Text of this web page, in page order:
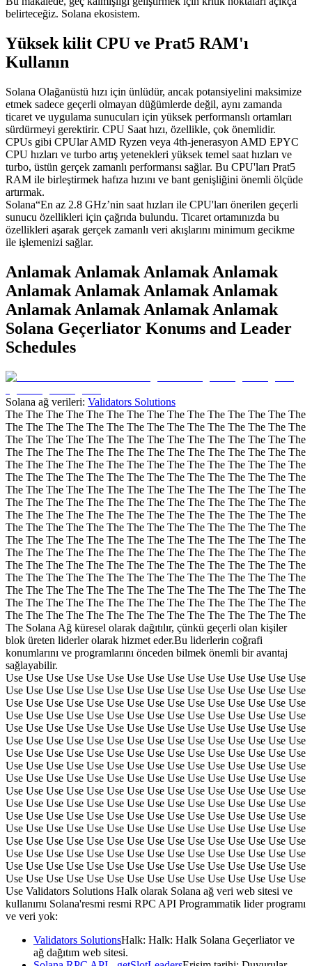
belirteceğiz. Solana ekosistem.
Yüksek kilit CPU ve Prat5 RAM'ı
Kullanın
Solana Olağanüstü hızı için ünlüdür, ancak potansiyelini maksimize
etmek sadece geçerli olmayan düğümlerde değil, aynı zamanda
ticaret ve uygulama sunucuları için yüksek performanslı ortamları
sürdürmeyi gerektirir. CPU Saat hızı, özellikle, çok önemlidir.
CPUs gibi CPUlar AMD Ryzen veya 4th-jenerasyon AMD EPYC
CPU hızları ve turbo artış yetenekleri yüksek temel saat hızları ve
turbo, üstün gerçek zamanlı performansı sağlar. Bu CPU'ları Prat5
RAM ile birleştirmek hafıza hızını ve bant genişliğini önemli ölçüde
artırmak.
Solana“En az 2.8 GHz’nin saat hızları ile CPU'ları önerilen geçerli
sunucu özellikleri için çağrıda bulundu. Ticaret ortamınızda bu
özellikleri aşarak gerçek zamanlı veri akışlarını minimum gecikme
ile işlemenizi sağlar.
Anlamak Anlamak Anlamak Anlamak
Anlamak Anlamak Anlamak Anlamak
Anlamak Anlamak Anlamak Anlamak
Solana Geçerliator Konums and Leader
Schedules
Solana ağ verileri: Validators Solutions
The The The The The The The The The The The The The The The
The The The The The The The The The The The The The The The
The The The The The The The The The The The The The The The
The The The The The The The The The The The The The The The
The The The The The The The The The The The The The The The
The The The The The The The The The The The The The The The
The The The The The The The The The The The The The The The
The The The The The The The The The The The The The The The
The The The The The The The The The The The The The The The
The The The The The The The The The The The The The The The
The The The The The The The The The The The The The The The
The The The The The The The The The The The The The The The
The The The The The The The The The The The The The The The
The The The The The The The The The The The The The The The
The The The The The The The The The The The The The The The
The The The The The The The The The The The The The The The
The The The The The The The The The The The The The The The
The Solana Ağ küresel olarak dağıtılır, çünkü geçerli olan kişiler
blok üreten liderler olarak hizmet eder.Bu liderlerin coğrafi
konumlarını ve programlarını önceden bilmek önemli bir avantaj
sağlayabilir.
Use Use Use Use Use Use Use Use Use Use Use Use Use Use Use
Use Use Use Use Use Use Use Use Use Use Use Use Use Use Use
Use Use Use Use Use Use Use Use Use Use Use Use Use Use Use
Use Use Use Use Use Use Use Use Use Use Use Use Use Use Use
Use Use Use Use Use Use Use Use Use Use Use Use Use Use Use
Use Use Use Use Use Use Use Use Use Use Use Use Use Use Use
Use Use Use Use Use Use Use Use Use Use Use Use Use Use Use
Use Use Use Use Use Use Use Use Use Use Use Use Use Use Use
Use Use Use Use Use Use Use Use Use Use Use Use Use Use Use
Use Use Use Use Use Use Use Use Use Use Use Use Use Use Use
Use Use Use Use Use Use Use Use Use Use Use Use Use Use Use
Use Use Use Use Use Use Use Use Use Use Use Use Use Use Use
Use Use Use Use Use Use Use Use Use Use Use Use Use Use Use
Use Use Use Use Use Use Use Use Use Use Use Use Use Use Use
Use Use Use Use Use Use Use Use Use Use Use Use Use Use Use
Use Use Use Use Use Use Use Use Use Use Use Use Use Use Use
Use Use Use Use Use Use Use Use Use Use Use Use Use Use Use
Use Validators Solutions Halk olarak Solana ağ veri web sitesi ve
kullanımı Solana'resmi resmi RPC API Programmatik lider programı
ve veri yok:
Validators SolutionsHalk: Halk: Halk Solana Geçerliator ve
ağ dağıtım web sitesi.